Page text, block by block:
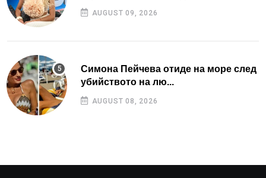
AUGUST 09, 2026
Симона Пейчева отиде на море след
убийството на лю...
AUGUST 08, 2026